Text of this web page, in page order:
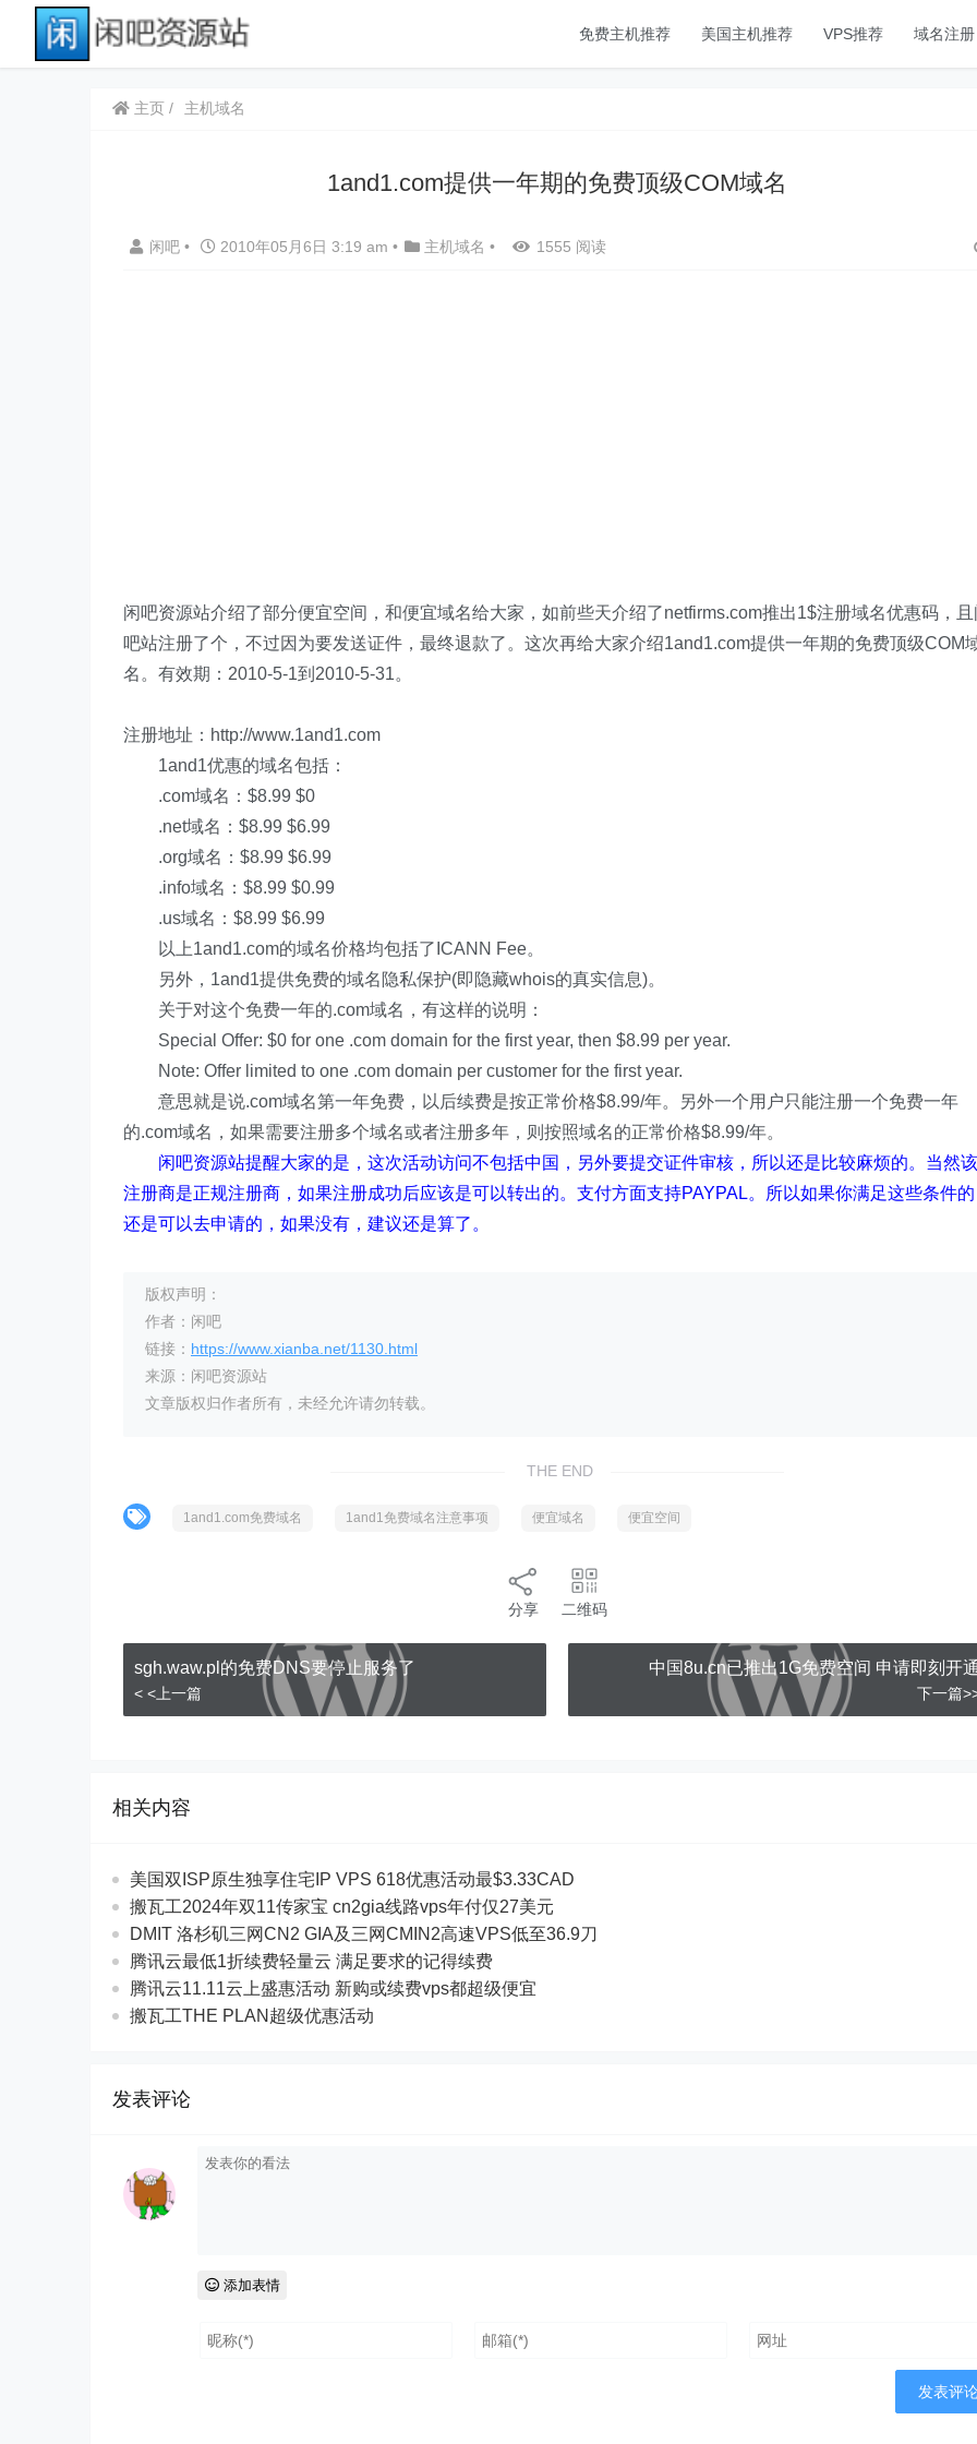
免费主机推荐 美国主机推荐 VPS推荐 域名注册
主页 主机域名
1and1.com提供一年期的免费顶级COM域名
闲吧 • 2010年05月6日 3:19 am • 主机域名 • 1555 阅读
闲吧资源站介绍了部分便宜空间，和便宜域名给大家，如前些天介绍了netfirms.com推出1$注册域名优惠码，且
吧站注册了个，不过因为要发送证件，最终退款了。这次再给大家介绍1and1.com提供一年期的免费顶级COM
名。有效期：2010-5-1到2010-5-31。
注册地址：http://www.1and1.com
1and1优惠的域名包括：
.com域名：$8.99 $0
.net域名：$8.99 $6.99
.org域名：$8.99 $6.99
.info域名：$8.99 $0.99
.us域名：$8.99 $6.99
以上1and1.com的域名价格均包括了ICANN Fee。
另外，1and1提供免费的域名隐私保护(即隐藏whois的真实信息)。
关于对这个免费一年的.com域名，有这样的说明：
Special Offer: $0 for one .com domain for the first year, then $8.99 per year.
Note: Offer limited to one .com domain per customer for the first year.
意思就是说.com域名第一年免费，以后续费是按正常价格$8.99/年。另外一个用户只能注册一个免费一年
的.com域名，如果需要注册多个域名或者注册多年，则按照域名的正常价格$8.99/年。
闲吧资源站提醒大家的是，这次活动访问不包括中国，另外要提交证件审核，所以还是比较麻烦的。当然该
注册商是正规注册商，如果注册成功后应该是可以转出的。支付方面支持PAYPAL。所以如果你满足这些条件的
还是可以去申请的，如果没有，建议还是算了。
版权声明：
作者：闲吧
链接： https://www.xianba.net/1130.html
来源：闲吧资源站
文章版权归作者所有，未经允许请勿转载。
THE END
1and1.com免费域名 1and1免费域名注意事项 便宜域名 便宜空间
分享 二维码
sgh.waw.pl的免费DNS要停止服务了
< <上一篇
中国8u.cn已推出1G免费空间 申请即刻开
下一篇
相关内容
美国双ISP原生独享住宅IP VPS 618优惠活动最$3.33CAD
搬瓦工2024年双11传家宝 cn2gia线路vps年付仅27美元
DMIT 洛杉矶三网CN2 GIA及三网CMIN2高速VPS低至36.9刀
腾讯云最低1折续费轻量云 满足要求的记得续费
腾讯云11.11云上盛惠活动 新购或续费vps都超级便宜
搬瓦工THE PLAN超级优惠活动
发表评论
添加表情